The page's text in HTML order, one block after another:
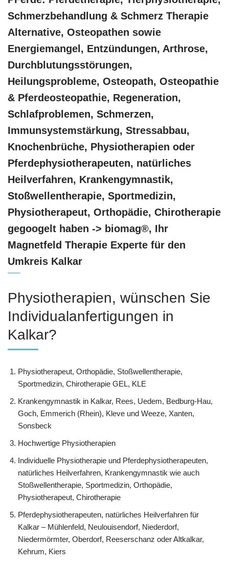
Schmerzbehandlung & Schmerz Therapie
Alternative, Osteopathen sowie
Energiemangel, Entzündungen, Arthrose,
Durchblutungsstörungen,
Heilungsprobleme, Osteopath, Osteopathie
& Pferdeosteopathie, Regeneration,
Schlafproblemen, Schmerzen,
Immunsystemstärkung, Stressabbau,
Knochenbrüche, Physiotherapien oder
Pferdephysiotherapeuten, natürliches
Heilverfahren, Krankengymnastik,
Stoßwellentherapie, Sportmedizin,
Physiotherapeut, Orthopädie, Chirotherapie
gegoogelt haben -> biomag®, Ihr
Magnetfeld Therapie Experte für den
Umkreis Kalkar
Physiotherapien, wünschen Sie
Individualanfertigungen in
Kalkar?
Physiotherapeut, Orthopädie, Stoßwellentherapie,
Sportmedizin, Chirotherapie GEL, KLE
Krankengymnastik in Kalkar, Rees, Uedem, Bedburg-Hau,
Goch, Emmerich (Rhein), Kleve und Weeze, Xanten,
Sonsbeck
Hochwertige Physiotherapien
Individuelle Physiotherapie und Pferdephysiotherapeuten,
natürliches Heilverfahren, Krankengymnastik wie auch
Stoßwellentherapie, Sportmedizin, Orthopädie,
Physiotherapeut, Chirotherapie
Pferdephysiotherapeuten, natürliches Heilverfahren für
Kalkar – Mühlenfeld, Neulouisendorf, Niederdorf,
Niedermörmter, Oberdorf, Reeserschanz oder Altkalkar,
Kehrum, Kiers